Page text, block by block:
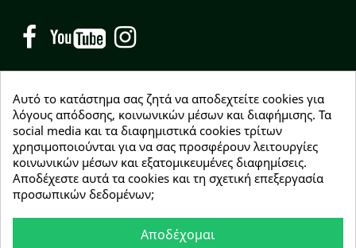
Facebook YouTube
NEWSLETTER
Εγγραφείτε δωρεάν και θα είστε οι πρώτοι που θα
λάβετε τα νέα μας γύρω από προσφορές, εκπτώσεις
και νέα προϊόντα.
Αυτό το κατάστημα σας ζητά να αποδεχτείτε cookies για
λόγους απόδοσης, κοινωνικών μέσων και διαφήμισης. Τα
social media και τα διαφημιστικά cookies τρίτων
χρησιμοποιούνται για να σας προσφέρουν λειτουργίες
κοινωνικών μέσων και εξατομικευμένες διαφημίσεις.
Αποδέχεστε αυτά τα cookies και τη σχετική επεξεργασία
προσωπικών δεδομένων;
Αποδέχομαι